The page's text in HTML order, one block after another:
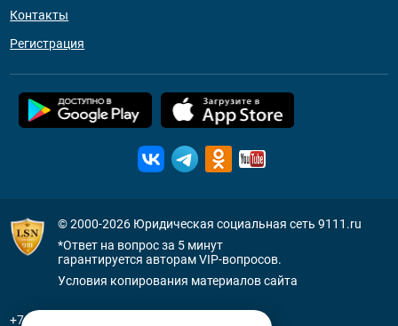
Контакты
Регистрация
© 2000-2026 Юридическая социальная сеть 9111.ru
*Ответ на вопрос за 5 минут
гарантируется авторам VIP-вопросов.
Условия копирования материалов сайта
+7 (800) 505-91-11